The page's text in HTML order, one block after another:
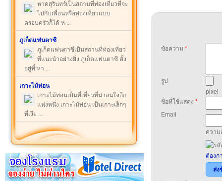
หาดสุรินทร์เป็นสถานที่ท่องเที่ยวที่จะ
ไปกับเพื่อนหรือท่องเที่ยวแบบ
ครอบครัวก็ได้ ห ...
ภูเก็ตแฟนตาซี
ภูเก็ตแฟนตาซีเป็นสถานที่ท่องเที่ยว
ที่แนะนำอย่างยิ่ง ภูเก็ตแฟนตาซี ตั้ง
อยู่ที่ หา ...
เกาะไม้ท่อน
เกาะไม้ท่อนเป็นที่เที่ยวที่น่าสนใจอีก
แห่งหนึ่ง เกาะไม้ท่อน เป็นเกาะเล็กๆ
ที่เงีย ...
ข้อความ *
รูป
pixel
ชื่อที่ใช้แสดง *
Email
ความ
ต้องก
ส่ง